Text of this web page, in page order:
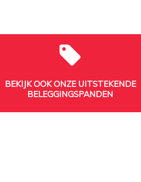
BEKIJK OOK ONZE UITSTEKENDE
BELEGGINGSPANDEN